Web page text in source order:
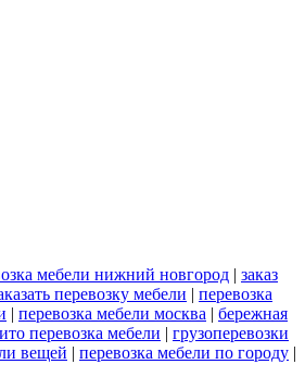
мебели нижний новгород | заказ
перевозку мебели | перевозка
| перевозка мебели москва | бережная
перевозка мебели | грузоперевозки
вещей | перевозка мебели по городу |